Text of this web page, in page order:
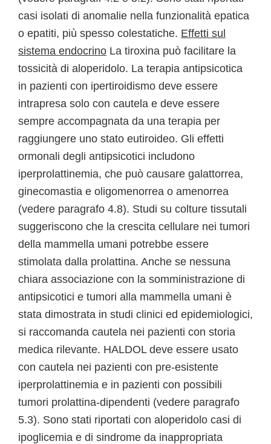
casi isolati di anomalie nella funzionalità epatica
o epatiti, più spesso colestatiche. Effetti sul
sistema endocrino La tiroxina può facilitare la
tossicità di aloperidolo. La terapia antipsicotica
in pazienti con ipertiroidismo deve essere
intrapresa solo con cautela e deve essere
sempre accompagnata da una terapia per
raggiungere uno stato eutiroideo. Gli effetti
ormonali degli antipsicotici includono
iperprolattinemia, che può causare galattorrea,
ginecomastia e oligomenorrea o amenorrea
(vedere paragrafo 4.8). Studi su colture tissutali
suggeriscono che la crescita cellulare nei tumori
della mammella umani potrebbe essere
stimolata dalla prolattina. Anche se nessuna
chiara associazione con la somministrazione di
antipsicotici e tumori alla mammella umani è
stata dimostrata in studi clinici ed epidemiologici,
si raccomanda cautela nei pazienti con storia
medica rilevante. HALDOL deve essere usato
con cautela nei pazienti con pre-esistente
iperprolattinemia e in pazienti con possibili
tumori prolattina-dipendenti (vedere paragrafo
5.3). Sono stati riportati con aloperidolo casi di
ipoglicemia e di sindrome da inappropriata